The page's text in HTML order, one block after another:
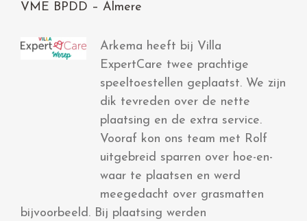
VME BPDD – Almere
Arkema heeft bij Villa
ExpertCare twee prachtige
speeltoestellen geplaatst. We zijn
dik tevreden over de nette
plaatsing en de extra service.
Vooraf kon ons team met Rolf
uitgebreid sparren over hoe-en-
waar te plaatsen en werd
meegedacht over grasmatten
bijvoorbeeld. Bij plaatsing werden